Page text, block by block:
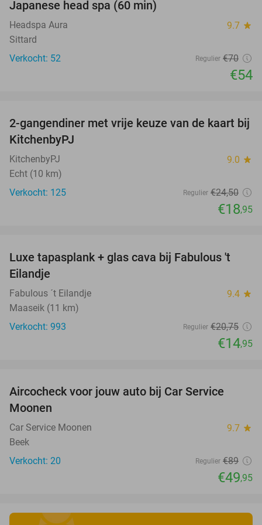
Japanese head spa (60 min)
Headspa Aura 9.7 star
Sittard
Verkocht: 52
Regulier €70
€54
23%
2-gangendiner met vrije keuze van de kaart bij
KitchenbyPJ
KitchenbyPJ 9.0 star
Echt (10 km)
Verkocht: 125
Regulier €24,50
€18,95
28%
Luxe tapasplank + glas cava bij Fabulous 't
Eilandje
Fabulous ´t Eilandje 9.4 star
Maaseik (11 km)
Verkocht: 993
Regulier €20,75
€14,95
Aircocheck voor jouw auto bij Car Service
Moonen
Car Service Moonen 9.7 star
Beek
Verkocht: 20
Regulier €89
€49,95